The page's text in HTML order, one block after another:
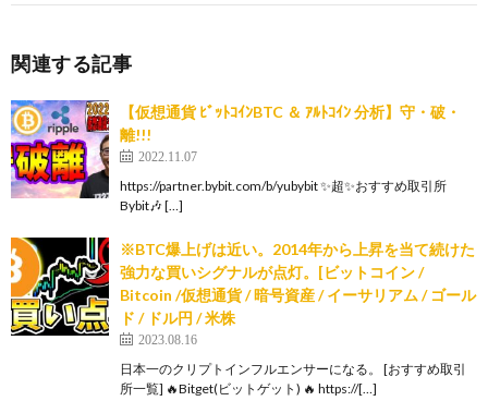
関連する記事
【仮想通貨 ﾋﾞｯﾄｺｲﾝBTC ＆ ｱﾙﾄｺｲﾝ 分析】守・破・
離!!!
2022.11.07
https://partner.bybit.com/b/yubybit ✨超✨おすすめ取引所
Bybit🎶 […]
※BTC爆上げは近い。2014年から上昇を当て続けた
強力な買いシグナルが点灯。[ビットコイン /
Bitcoin /仮想通貨 / 暗号資産 / イーサリアム / ゴール
ド / ドル円 / 米株
2023.08.16
日本一のクリプトインフルエンサーになる。 [おすすめ取引
所一覧] 🔥Bitget(ビットゲット) 🔥 https://[…]